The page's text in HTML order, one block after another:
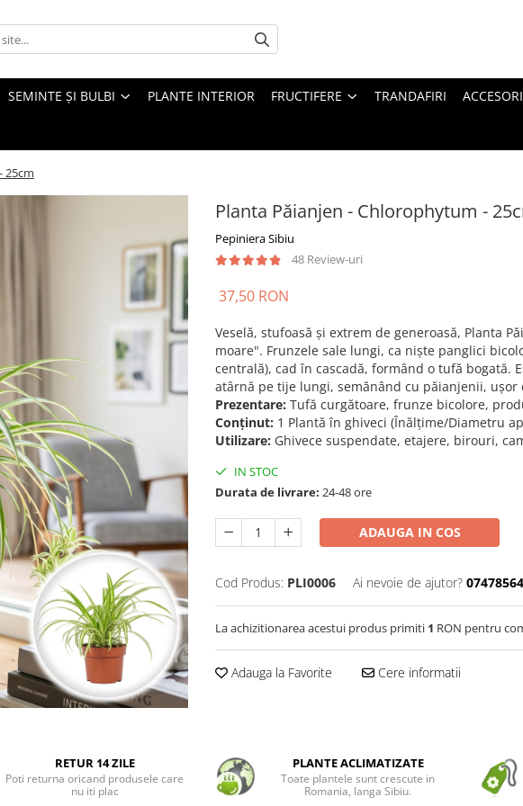
SEMINTE ȘI BULBI PLANTE INTERIOR FRUCTIFERE TRANDAFIRI
25cm
Planta Păianjen - Chlorophytum -
Pepiniera Sibiu
48 Review-uri
37,50 RON
Veselă, stufoasă și extrem de generoasă, Planta
moare". Frunzele sale lungi, ca niște panglici
centrală), cad în cascadă, formând o tufă bogată.
atârnă pe tije lungi, semănând cu păianjenii, ușor
Prezentare: Tufă curgătoare, frunze bicolore,
Conținut: 1 Plantă în ghiveci (Înălțime/Diametru
Utilizare: Ghivece suspendate, etajere, birouri,
IN STOC
Durata de livrare: 24-48 ore
ADAUGA IN COS
Cod Produs: PLI0006 Ai nevoie de ajutor?
La achizitionarea acestui produs primiti 1 RON pentru
Adauga la Favorite Cere informatii
RETUR 14 ZILE
Poti returna oricand produsele care
nu iti plac
PLANTE ACLIMATIZATE
Toate plantele sunt crescute in
Romania, langa Sibiu.